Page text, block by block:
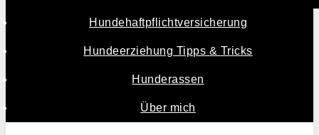
Hundehaftpflichtversicherung
Hundeerziehung Tipps & Tricks
Hunderassen
Über mich